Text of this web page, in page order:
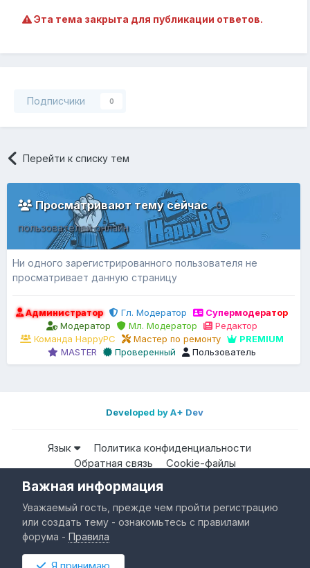
Эта тема закрыта для публикации ответов.
Подписчики 0
Перейти к списку тем
Просматривают тему сейчас0
пользователей онлайн
Ни одного зарегистрированного пользователя не
просматривает данную страницу
Администратор Гл. Модератор
Супермодератор
Модератор
Мл. Модератор
Редактор
Команда HappyPC
Мастер по ремонту
PREMIUM
MASTER
Проверенный Пользователь
Developed by A+ Dev
Язык
Политика конфиденциальности
Обратная связь
Cookie-файлы
Powered by Invision Community
Важная информация
Уважаемый гость, прежде чем пройти регистрацию
или создать тему - ознакомьтесь с правилами
форума -Правила